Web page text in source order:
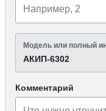
Модель или полный
АКИП-6302
Комментарий